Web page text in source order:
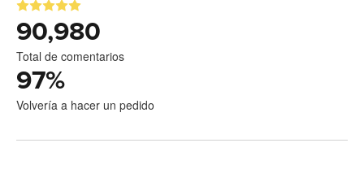
90,980
Total de comentarios
97%
Volvería a hacer un pedido